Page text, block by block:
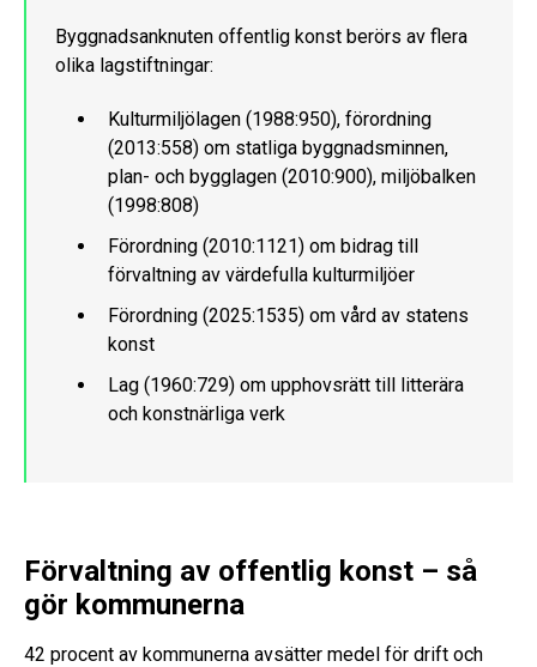
Byggnadsanknuten offentlig konst berörs av flera
olika lagstiftningar:
Kulturmiljölagen (1988:950), förordning
(2013:558) om statliga byggnadsminnen,
plan- och bygglagen (2010:900), miljöbalken
(1998:808)
Förordning (2010:1121) om bidrag till
förvaltning av värdefulla kulturmiljöer
Förordning (2025:1535) om vård av statens
konst
Lag (1960:729) om upphovsrätt till litterära
och konstnärliga verk
Förvaltning av offentlig konst – så
gör kommunerna
42 procent av kommunerna avsätter medel för drift och